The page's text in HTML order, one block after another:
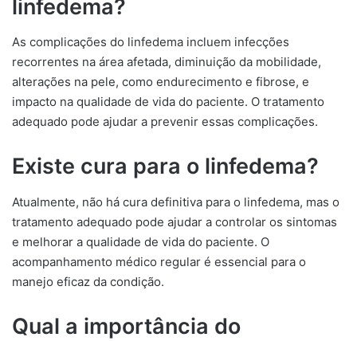
linfedema?
As complicações do linfedema incluem infecções
recorrentes na área afetada, diminuição da mobilidade,
alterações na pele, como endurecimento e fibrose, e
impacto na qualidade de vida do paciente. O tratamento
adequado pode ajudar a prevenir essas complicações.
Existe cura para o linfedema?
Atualmente, não há cura definitiva para o linfedema, mas o
tratamento adequado pode ajudar a controlar os sintomas
e melhorar a qualidade de vida do paciente. O
acompanhamento médico regular é essencial para o
manejo eficaz da condição.
Qual a importância do